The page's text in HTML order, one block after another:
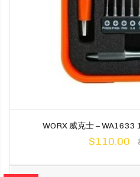
WORX 威克士 – WA1633
$110.00